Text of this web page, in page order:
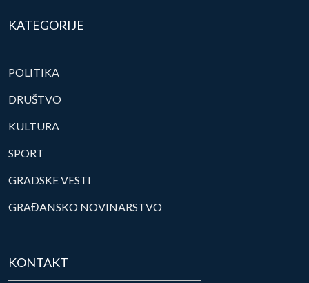
KATEGORIJE
POLITIKA
DRUŠTVO
KULTURA
SPORT
GRADSKE VESTI
GRAĐANSKO NOVINARSTVO
KONTAKT